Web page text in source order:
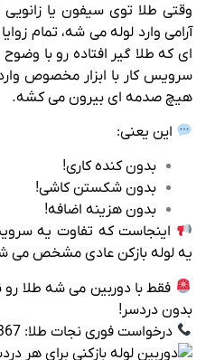
وقتی طلا توی سیفون یا
آرامی وارد لوله می‌ شه، تمام
ای که طلا گیر افتاده رو با
سرویس‌ کار با ابزار مخصوص
هیچ صدمه‌ ای بیرون می‌ کشه.
این یعنی:
بدون کنده‌ کاری!
بدون شکستن کاشی!
بدون هزینه اضافه!
اینجاست که تفاوت یه
یه لوله‌ بازکن عادی مشخص می‌
فقط با دوربین می‌ شه طلا رو
بدون دردسر!
درخواست فوری نجات طلا: 09198806367